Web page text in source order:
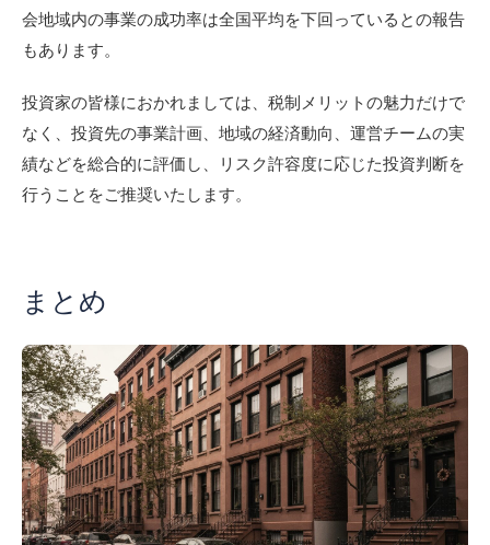
会地域内の事業の成功率は全国平均を下回っているとの報告
もあります。
投資家の皆様におかれましては、税制メリットの魅力だけで
なく、投資先の事業計画、地域の経済動向、運営チームの実
績などを総合的に評価し、リスク許容度に応じた投資判断を
行うことをご推奨いたします。
まとめ